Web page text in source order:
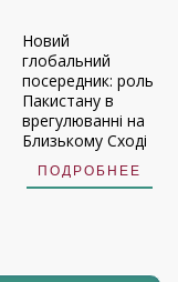
Новий
глобальний
посередник: роль
Пакистану в
врегулюванні на
Близькому Сході
ПОДРОБНЕЕ